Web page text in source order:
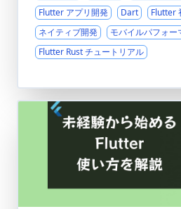
Flutter アプリ開発
Dart
Flutter
ネイティブ開発
モバイルパフォー
Flutter Rust チュートリアル